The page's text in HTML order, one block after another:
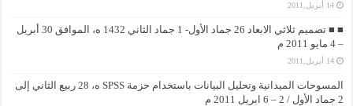
14 أبريل,2011
■ ■ تصميم ثلاثي الابعاد 26 جماد الأول- 1 جماد الثاني 1432 ه، الموافق 30 أبريل
– 4 مايو 2011 م
14 أبريل,2011
المسوحات الميدانية وتحليل البيانات باستخدام حزمة SPSS ه، 28 ربيع الثاني إلى
2 جماد الأول / 2 – 6 ابريل 2011 م